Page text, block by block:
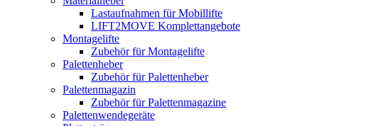
Lastaufnahmen für Mobillifte
LIFT2MOVE Komplettangebote
Montagelifte
Zubehör für Montagelifte
Palettenheber
Zubehör für Palettenheber
Palettenmagazin
Zubehör für Palettenmagazine
Palettenwendegeräte